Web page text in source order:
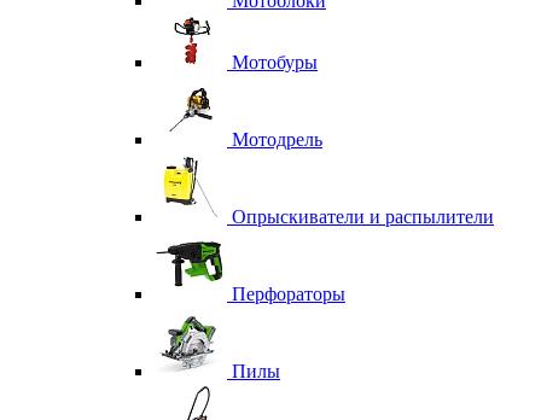
Мотобуры
Мотодрель
Опрыскиватели и распылители
Перфораторы
Пилы